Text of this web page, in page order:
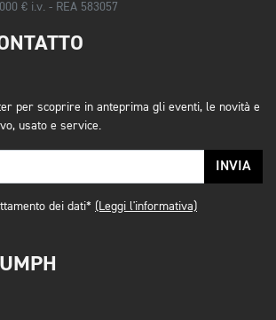
€ i.v. - REA 583057
per scoprire in anteprima gli eventi, le novità e
usato e service.
INVIA
dei dati* (Leggi l'informativa)